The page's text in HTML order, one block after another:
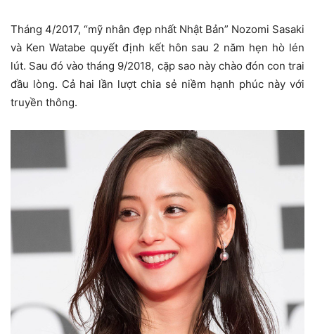
Tháng 4/2017, “mỹ nhân đẹp nhất Nhật Bản” Nozomi Sasaki
và Ken Watabe quyết định kết hôn sau 2 năm hẹn hò lén
lút. Sau đó vào tháng 9/2018, cặp sao này chào đón con trai
đầu lòng. Cả hai lần lượt chia sẻ niềm hạnh phúc này với
truyền thông.